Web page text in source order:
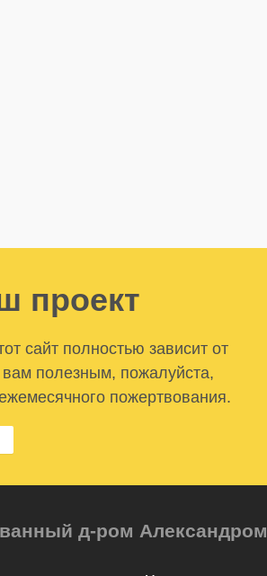
проект
сайт полностью зависит от
полезным, пожалуйста,
пожертвования.
д-ром